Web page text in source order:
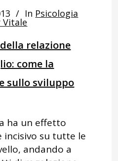
In Psicologia
Vitale
relazione
come la
sullo sviluppo
ha un effetto
su tutte le
andando a